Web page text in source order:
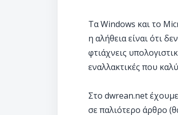
Τα Windows και το
η αλήθεια είναι ότι
φτιάχνεις
εναλλακτικές που
Στο dwrean.net
σε παλιότερο άρθρο